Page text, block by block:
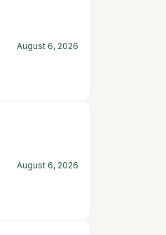
August 6, 2026
August 6, 2026